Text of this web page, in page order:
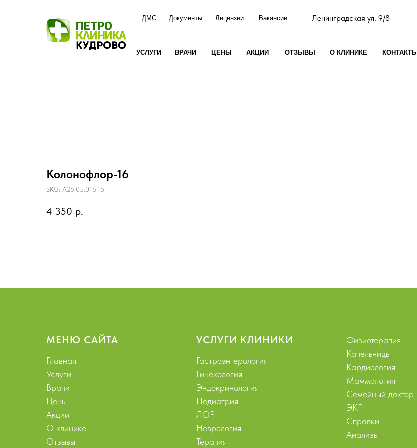
УСЛУГИ ЦЕНЫ О КЛИНИКЕ КОНТАКТЫ
ОТЗЫВЫ
ВРАЧИ АКЦИИ
ДМС Документы Вакансии
Лицензии Ленинградская ул. 9/8
Колонофлор-16
SKU: A26.05.016.16
4 350 р.
МЕНЮ САЙТА
Главная
Услуги
Врачи
Цены
Акции
О клинике
Отзывы
УСЛУГИ КЛИНИКИ
Гастроэнтерология
Гинекология
Эндокринология
Педиатрия
ЛОР
Неврология
Терапия
Физиотерапия
Капельницы
Кардиология
Маммология
Семейный доктор
ЭКГ
Справки
Анализы